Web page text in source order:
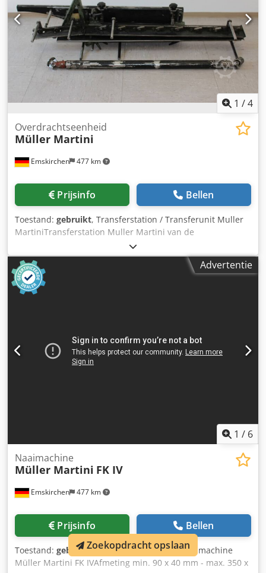
1 /4
Emskirchen 477 km
Overdrachtseenheid
Müller Martini
Prijsinfo Bellen
Toestand: gebruikt, Transferstation / Transferunit Muller
MartiniTransferstation Muller Martini van de
verzamelmachine naar de perfecte binder Van de ZTM MM
Z1 / MM 201 naar de perfecte binder Pony 246 - 3020
Transferstation Müller Martini van verzamelmachine naar
perfect binder Cjdpfx Alsh Ayfajaerf Van de Gatherer MM
Z1 / MM 201 naar Perfect Binder Pony 246 - 3020 Online-
Emskirchen / Neurenberg - Kan getest worden
Advertentie
1 / 6
Emskirchen 477 km
Naaimachine
Müller Martini FK IV
Prijsinfo Bellen
Toestand: gebruikt, Draadnaaimachine - Naaimachine
Müller Martini FK IVAfmeting min. 90 x 40 mm - max. 350 x
Zoekopdracht opslaan